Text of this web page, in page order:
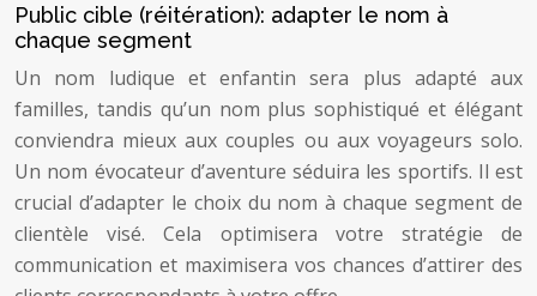
Public cible (réitération): adapter le nom à
chaque segment
Un nom ludique et enfantin sera plus adapté aux
familles, tandis qu’un nom plus sophistiqué et élégant
conviendra mieux aux couples ou aux voyageurs solo.
Un nom évocateur d’aventure séduira les sportifs. Il est
crucial d’adapter le choix du nom à chaque segment de
clientèle visé. Cela optimisera votre stratégie de
communication et maximisera vos chances d’attirer des